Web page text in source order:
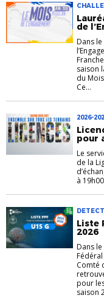
LIGUE
de
Dans
saison
du
Ce...
2026-
pour
Le
de la
à
Liste
2026
Dans
Comté
pour
saison